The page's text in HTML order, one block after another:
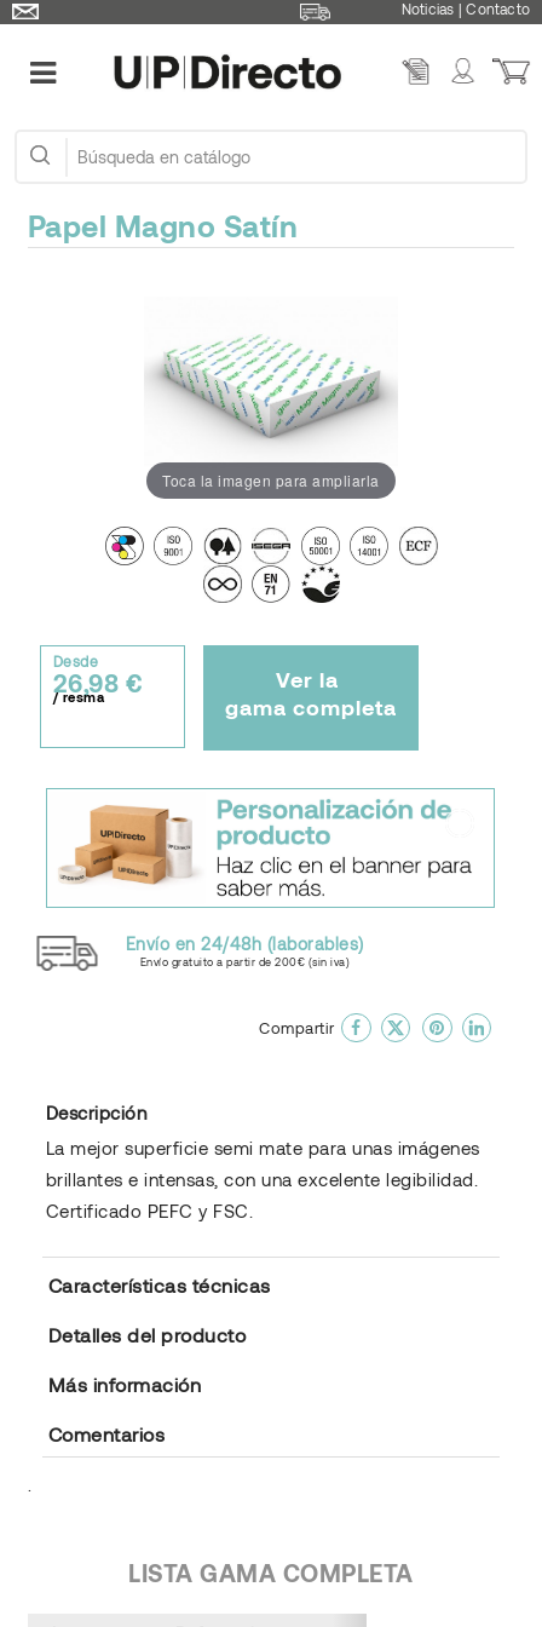
Noticias |Contacto
Papel Magno Satín
Toca la imagen para ampliarla
Desde
26,98 €
/ resma
Ver la
gama completa
Envío en 24/48h (laborables)
Envío gratuito a partir de 200€ (sin iva)
Compartir
Descripción
La mejor superficie semi mate para unas imágenes
brillantes e intensas, con una excelente legibilidad.
Certificado PEFC y FSC.
Características técnicas
Detalles del producto
Más información
Comentarios
LISTA GAMA COMPLETA